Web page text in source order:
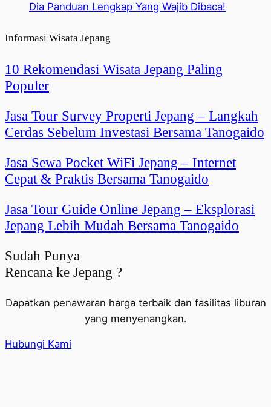
Dia Panduan Lengkap Yang Wajib Dibaca!
Informasi Wisata Jepang
10 Rekomendasi Wisata Jepang Paling
Populer
Jasa Tour Survey Properti Jepang – Langkah
Cerdas Sebelum Investasi Bersama Tanogaido
Jasa Sewa Pocket WiFi Jepang – Internet
Cepat & Praktis Bersama Tanogaido
Jasa Tour Guide Online Jepang – Eksplorasi
Jepang Lebih Mudah Bersama Tanogaido
Sudah Punya
Rencana ke Jepang ?
Dapatkan penawaran harga terbaik dan fasilitas liburan
yang menyenangkan.
Hubungi Kami